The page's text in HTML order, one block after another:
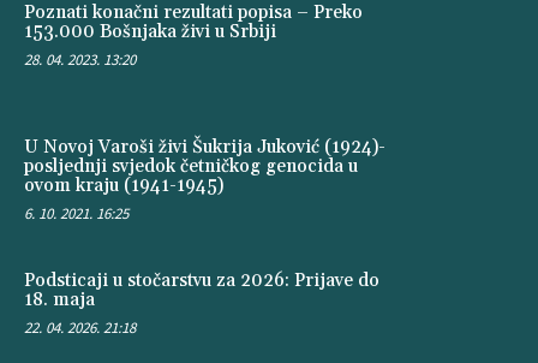
Poznati konačni rezultati popisa – Preko
153.000 Bošnjaka živi u Srbiji
28. 04. 2023. 13:20
U Novoj Varoši živi Šukrija Juković (1924)-
posljednji svjedok četničkog genocida u
ovom kraju (1941-1945)
6. 10. 2021. 16:25
Podsticaji u stočarstvu za 2026: Prijave do
18. maja
22. 04. 2026. 21:18